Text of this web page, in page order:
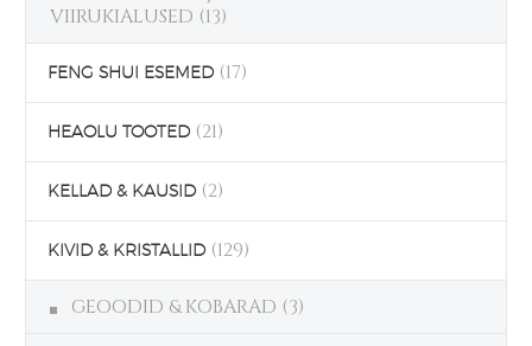
VIIRUKIALUSED (13)
FENG SHUI ESEMED (17)
HEAOLU TOOTED (21)
KELLAD & KAUSID (2)
KIVID & KRISTALLID (129)
GEOODID & KOBARAD (3)